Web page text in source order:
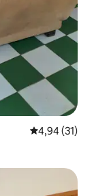
4,94 de uma
4,94 (31)